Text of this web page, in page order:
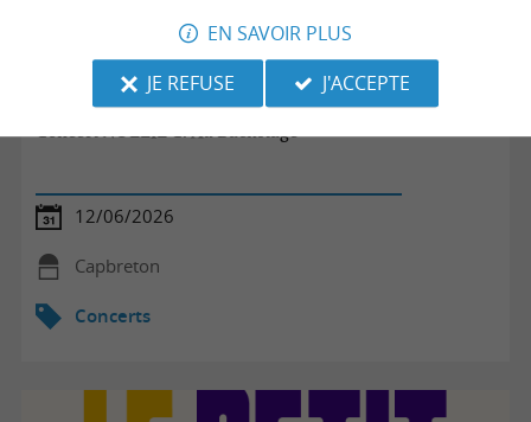
Concert NOLLIE C. Au Backstage
12/06/2026
Capbreton
Concerts
EN SAVOIR PLUS
JE REFUSE
J'ACCEPTE